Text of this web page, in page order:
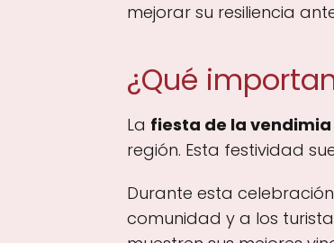
mejorar su resiliencia
¿Qué
La fiesta de la vendimia
región. Esta festividad
Durante esta
comunidad y a los